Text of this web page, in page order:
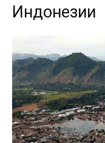
Индонезии